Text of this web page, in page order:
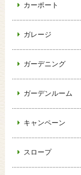
カーポート
ガレージ
ガーデニング
ガーデンルーム
キャンペーン
スロープ